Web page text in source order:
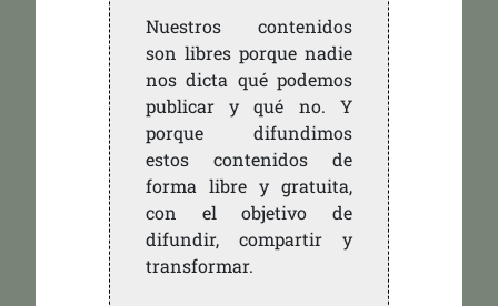
Nuestros contenidos
son libres porque nadie
nos dicta qué podemos
publicar y qué no. Y
porque difundimos
estos contenidos de
forma libre y gratuita,
con el objetivo de
difundir, compartir y
transformar.